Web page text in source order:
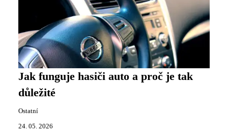
Jak funguje hasiči auto a proč je tak
důležité
Ostatní
24. 05. 2026